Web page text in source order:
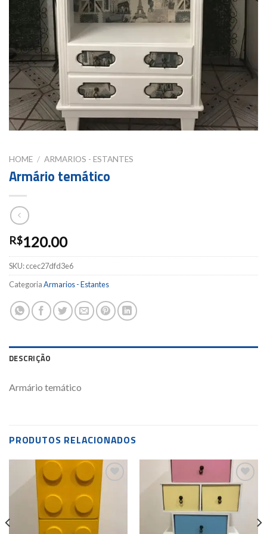
HOME / ARMARIOS - ESTANTES
Armário temático
R$120.00
SKU:ccec27dfd3e6
CategoriaArmarios - Estantes
DESCRIÇÃO
Armário temático
PRODUTOS RELACIONADOS
Add to
wishlist
Add to
wishlist